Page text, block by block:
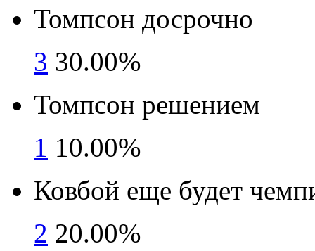
Томпсон досрочно
3 30.00%
Томпсон решением
1 10.00%
Ковбой еще будет
2 20.00%